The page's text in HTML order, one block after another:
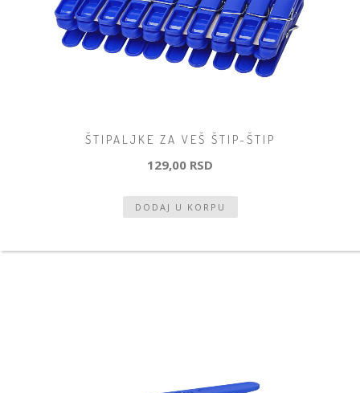
ŠTIPALJKE ZA VEŠ ŠTIP-ŠTIP
129,00 RSD